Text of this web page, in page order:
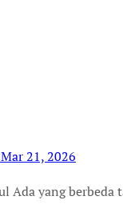
Mar 21, 2026